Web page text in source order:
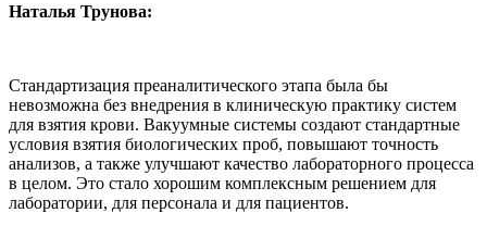
Наталья Трунова:
Стандартизация преаналитического этапа была бы
невозможна без внедрения в клиническую практику систем
для взятия крови. Вакуумные системы создают стандартные
условия взятия биологических проб, повышают точность
анализов, а также улучшают качество лабораторного процесса
в целом. Это стало хорошим комплексным решением для
лаборатории, для персонала и для пациентов.